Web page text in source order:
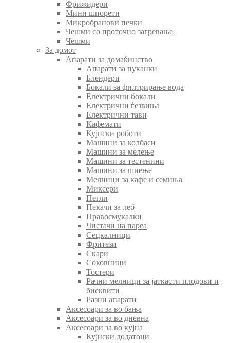
Фрижидери
Мини шпорети
Микробранови печки
Чешми со проточно загревање
Чешми
За домот
Апарати за домаќинство
Апарати за пуканки
Блендери
Бокали за филтрирање вода
Електрични бокали
Електрични ѓезвиња
Електрични тави
Кафемати
Кујнски роботи
Машини за колбаси
Машини за мелење
Машини за тестенини
Машини за шиење
Мелници за кафе и семиња
Миксери
Пегли
Пекачи за леб
Правосмукалки
Чистачи на пареа
Сецкалници
Фритези
Скари
Соковници
Тостери
Рачни мелници за јаткасти плодови и
бисквити
Разни апарати
Аксесоари за во бања
Аксесоари за во дневна
Аксесоари за во кујна
Кујнски додатоци